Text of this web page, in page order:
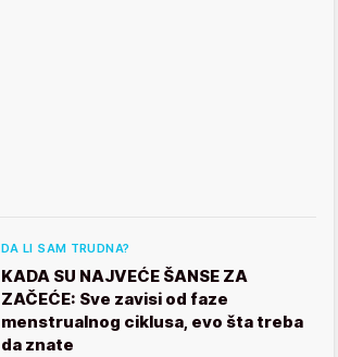
DA LI SAM TRUDNA?
KADA SU NAJVEĆE ŠANSE ZA
ZAČEĆE: Sve zavisi od faze
menstrualnog ciklusa, evo šta treba
da znate